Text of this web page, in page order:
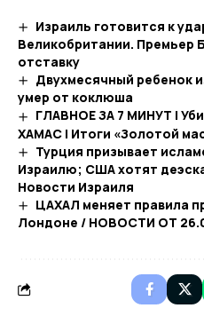
Израиль готовится к
Великобритании. Премьер
отставку
Двухмесячный ребенок
умер от коклюша
ГЛАВНОЕ ЗА 7 МИНУТ |
ХАМАС | Итоги «Золотой
Турция призывает
Израилю; США хотят
Новости Израиля
ЦАХАЛ меняет правила
Лондоне / НОВОСТИ ОТ